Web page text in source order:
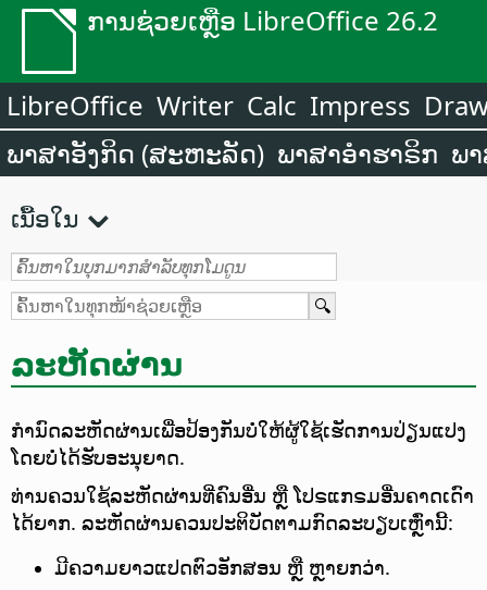
ການຊ່ວຍເຫຼືອ LibreOffice 26.2
LibreOffice Writer Calc Impress
ພາສາອັງກິດ (ສະຫະລັດ) ພາສາອຳຮາຣິກ ພ
ເນື້ອໃນ
ລະຫັດຜ່ານ
ກຳນົດລະຫັດຜ່ານເພື່ອປ້ອງກັນບໍ່ໃຫ້ຜູ້ໃຊ້ເຮັດການປ່ຽນແປງ
ໂດຍບໍ່ໄດ້ຮັບອະນຸຍາດ.
ທ່ານຄວນໃຊ້ລະຫັດຜ່ານທີ່ຄົນອື່ນ ຫຼື ໂປຣແກຣມອື່ນຄາດເດົາ
ໄດ້ຍາກ. ລະຫັດຜ່ານຄວນປະຕິບັດຕາມກົດລະບຽບເຫຼົ່ານີ້:
ມີຄວາມຍາວແປດຕົວອັກສອນ ຫຼື ຫຼາຍກວ່າ.